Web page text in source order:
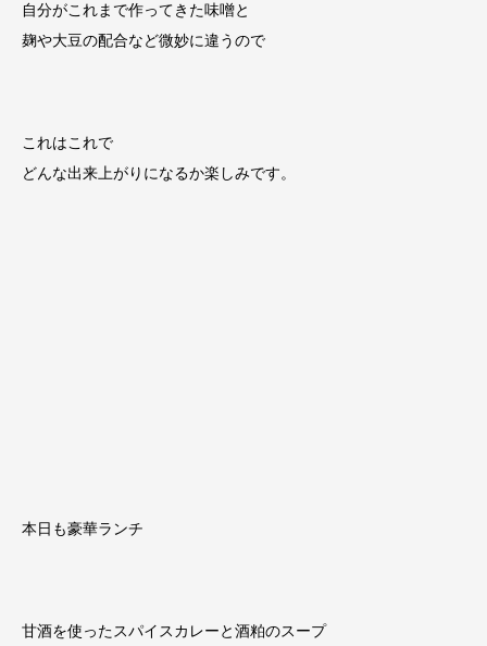
自分がこれまで作ってきた味噌と
麹や大豆の配合など微妙に違うので
これはこれで
どんな出来上がりになるか楽しみです。
本日も豪華ランチ
甘酒を使ったスパイスカレーと酒粕のスープ